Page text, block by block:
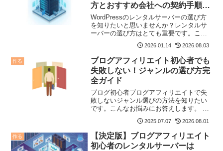
方とおすすめ会社への契約手順を
解説
WordPressのレンタルサーバーの選び方
を知りたいと思いませんか？レンタルサ
ーバーの選び方はとても重要です。この
記事では、レンタルサーバーの選び方や
おすすめのサーバーを解説していきま
す。もしお悩みならこの記事はおすすめ
です。
2026.01.14 2026.08.03
作る
ブログアフィリエイト初心者でも
失敗しない！ジャンルの選び方完
全ガイド
ブログ初心者ブログアフィリエイトで失
敗しないジャンル選びの方法を知りたい
です。こんなお悩みにお答えします。 こ
の記事でわかること なぜジャンル選びが
大切なのか 初心者におすすめのジャンル
とは？ 得意なこと・好きなことをジャン
ル候補として書き...
2025.07.07 2026.08.01
作る
【決定版】ブログアフィリエイト
初心者のレンタルサーバーは